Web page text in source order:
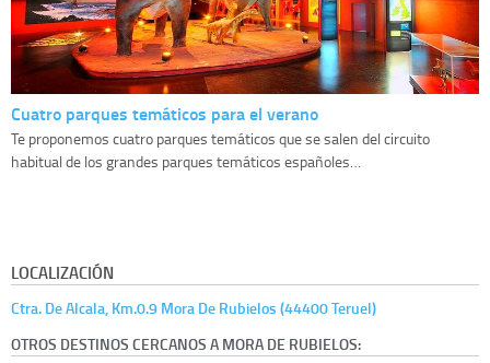
Cuatro parques temáticos para el verano
Te proponemos cuatro parques temáticos que se salen del circuito
habitual de los grandes parques temáticos españoles…
LOCALIZACIÓN
Ctra. De Alcala, Km.0.9 Mora De Rubielos (44400 Teruel)
OTROS DESTINOS CERCANOS A MORA DE RUBIELOS: